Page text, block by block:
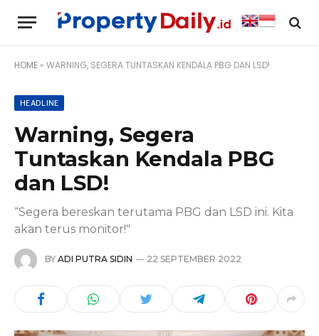
HOME » WARNING, SEGERA TUNTASKAN KENDALA PBG DAN LSD!
HEADLINE
Warning, Segera
Tuntaskan Kendala PBG
dan LSD!
“Segera bereskan terutama PBG dan LSD ini. Kita
akan terus monitor!"
BY ADI PUTRA SIDIN 22 SEPTEMBER 2022